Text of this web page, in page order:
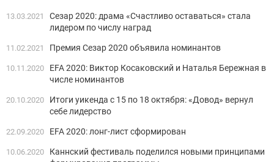
13.03.2021
Сезар 2020: драма «Счастливо оставаться» стала
лидером по числу наград
11.02.2021 Премия Сезар 2020 объявила номинантов
10.11.2020
EFA 2020: Виктор Косаковский и Наталья Бережная в
числе номинантов
20.10.2020
Итоги уикенда с 15 по 18 октября: «Довод» вернул
себе лидерство
22.09.2020 EFA 2020: лонг-лист сформирован
10.06.2020
Каннский фестиваль поделился новыми принципами